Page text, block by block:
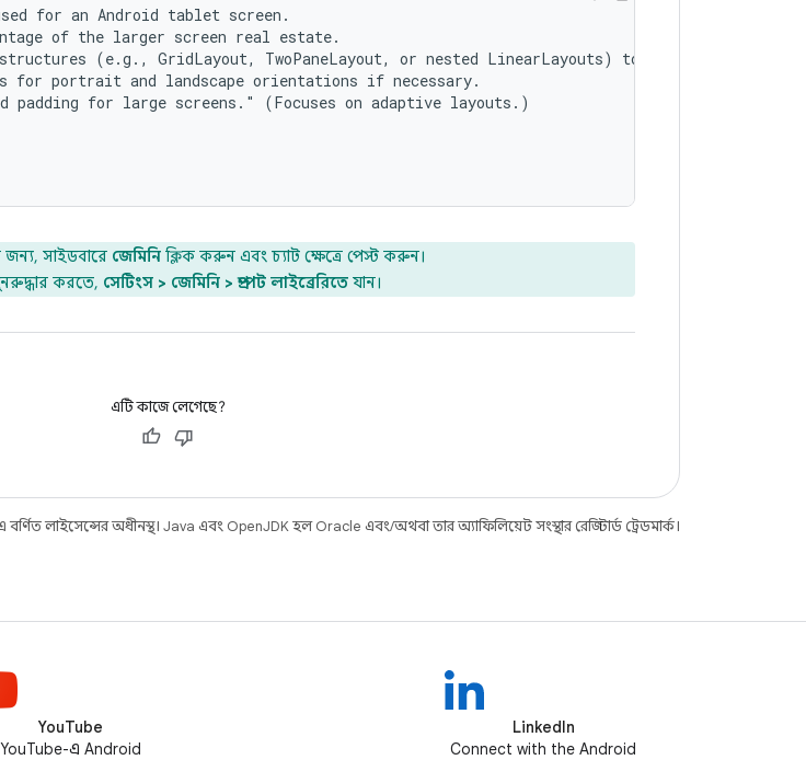
for an Android tablet screen.
of the larger screen real estate.
(e.g., GridLayout, TwoPaneLayout, or nested LinearLayouts) to display more
for portrait and landscape orientations if necessary.
padding for large screens." (Focuses on adaptive layouts.)
জন্য, সাইডবারে জেমিনি ক্লিক করুন এবং চ্যাট ক্ষেত্রে পেস্ট করুন।
করতে, সেটিংস > জেমিনি > প্রম্পট লাইব্রেরিতে যান।
এটি কাজে লেগেছে?
বর্ণিত লাইসেন্সের অধীনস্থ। Java এবং OpenJDK হল Oracle এবং/অথবা তার অ্যাফিলিয়েট সংস্থার রেজিস্টার্ড ট্রেডমার্ক।
YouTube
YouTube-এ Android
LinkedIn
Connect with the Android